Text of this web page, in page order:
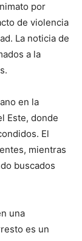
por
de violencia
La noticia de
a la
en la
Este, donde
El
mientras
buscados
una
es un